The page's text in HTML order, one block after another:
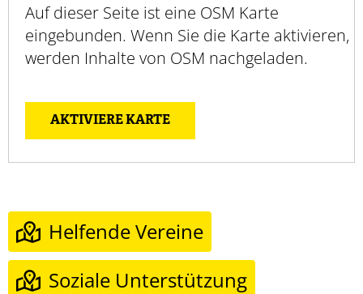
Auf dieser Seite ist eine OSM Karte
eingebunden. Wenn Sie die Karte aktivieren,
werden Inhalte von OSM nachgeladen.
AKTIVIERE KARTE
Helfende Vereine
Soziale Unterstützung